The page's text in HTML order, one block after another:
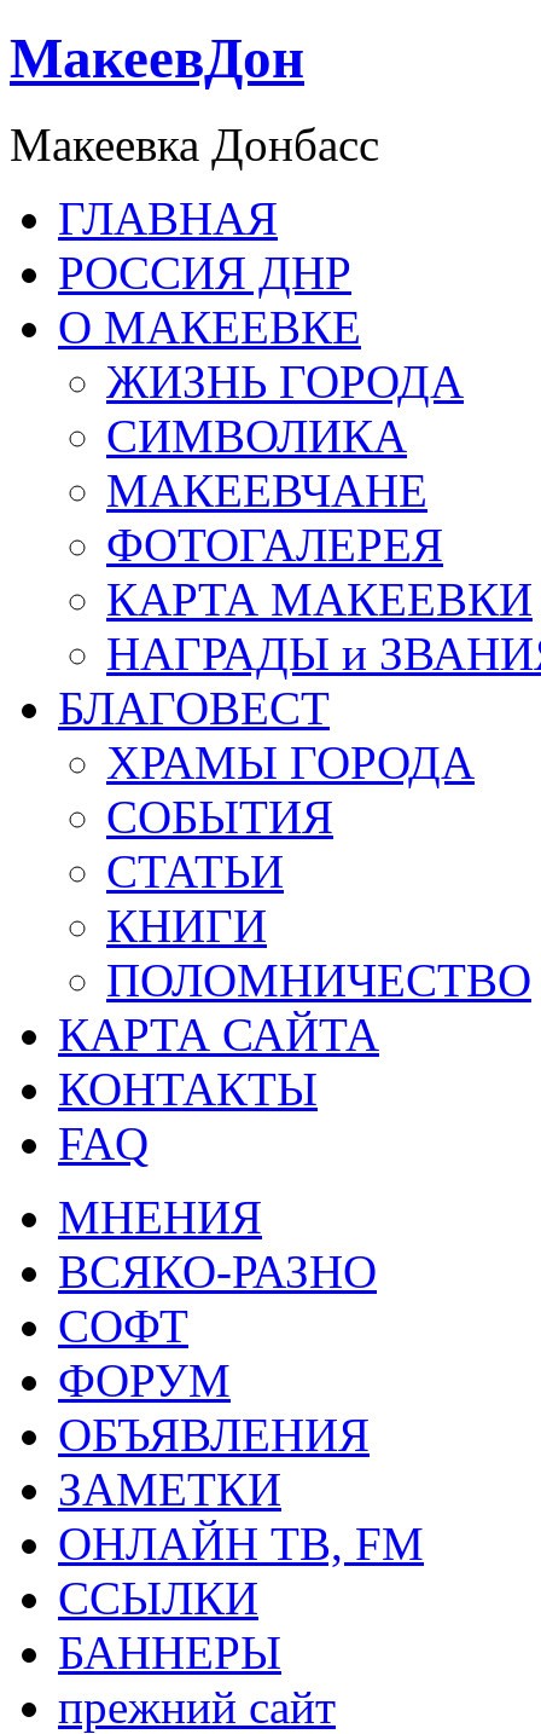
МакеевДон
Макеевка Донбасс
ГЛАВНАЯ
РОССИЯ ДНР
О МАКЕЕВКЕ
ЖИЗНЬ ГОРОДА
СИМВОЛИКА
МАКЕЕВЧАНЕ
ФОТОГАЛЕРЕЯ
КАРТА МАКЕЕВКИ
НАГРАДЫ и
БЛАГОВЕСТ
ХРАМЫ ГОРОДА
СОБЫТИЯ
СТАТЬИ
КНИГИ
ПОЛОМНИЧЕСТВО
КАРТА САЙТА
КОНТАКТЫ
FAQ
МНЕНИЯ
ВСЯКО-РАЗНО
СОФТ
ФОРУМ
ОБЪЯВЛЕНИЯ
ЗАМЕТКИ
ОНЛАЙН ТВ, FM
ССЫЛКИ
БАННЕРЫ
прежний сайт